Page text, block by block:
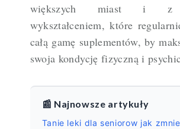
większych miast i z
wykształceniem, które
całą gamę suplementów, by
swoja kondycję fizyczną i
📰 Najnowsze artykuły
Tanie leki dla seniorow jak